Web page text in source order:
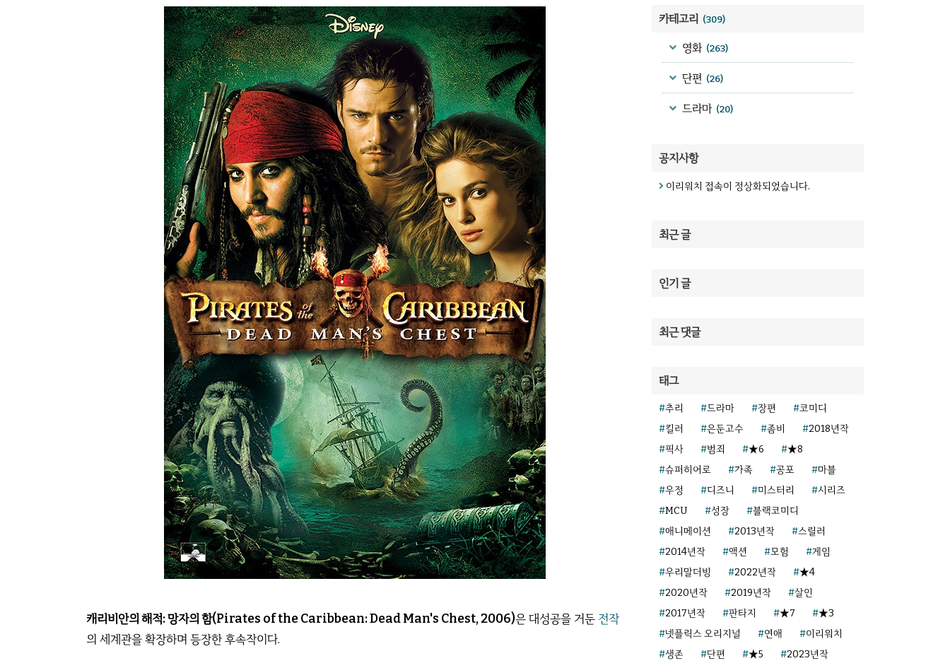
카테고리 (309)
영화 (263)
단편 (26)
드라마 (20)
공지사항
이리워치 접속이 정상화되었습니다.
최근 글
인기 글
최근 댓글
태그
추리 드라마 장편
코미디
킬러
은둔고수 좀비
2018년작
픽사
범죄 ★6
★8
슈퍼히어로
가족 공포
마블
우정
디즈니 미스터리
시리즈
MCU
성장
블랙코미디
애니메이션
2013년작
스릴러
2014년작
액션 모험
게임
우리말더빙
2022년작
★4
2020년작
2019년작
살인
2017년작
판타지 ★7
★3
넷플릭스 오리지널
연애
이리워치
생존
단편 ★5
2023년작
캐리비안의 해적: 망자의 함(Pirates of the Caribbean: Dead Man's Chest, 2006)은 대성공을 거둔 전작
의 세계관을 확장하며 등장한 후속작이다.